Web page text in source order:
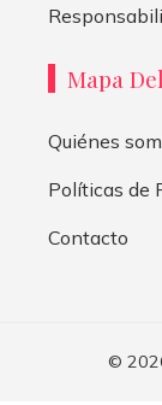
Mapa
Quiénes
Políticas de
Contacto
©